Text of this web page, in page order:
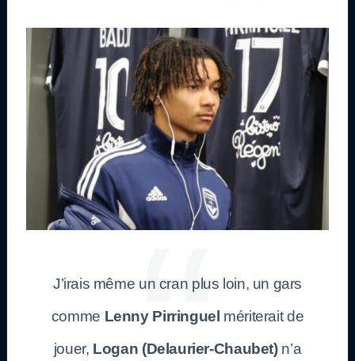
J’irais même un cran plus loin, un gars
comme Lenny Pirringuel mériterait de
jouer, Logan (Delaurier-Chaubet)n’a